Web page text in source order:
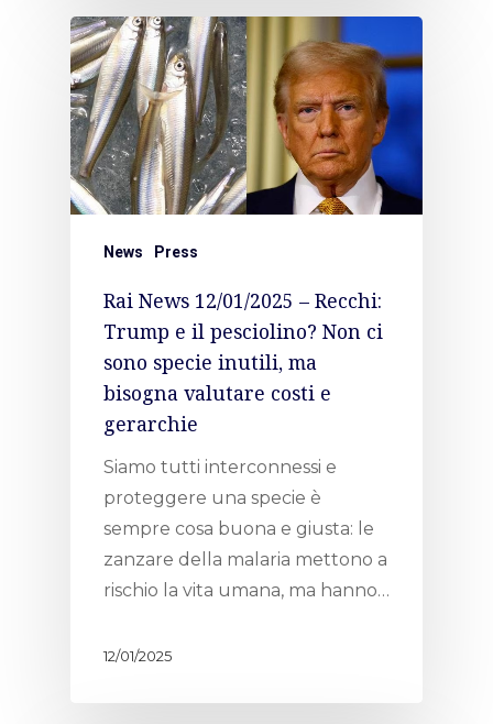
News Press
Rai News 12/01/2025 – Recchi:
Trump e il pesciolino? Non ci
sono specie inutili, ma
bisogna valutare costi e
gerarchie
Siamo tutti interconnessi e
proteggere una specie è
sempre cosa buona e giusta: le
zanzare della malaria mettono a
rischio la vita umana, ma hanno…
12/01/2025